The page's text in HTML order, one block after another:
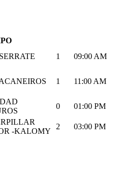
1
09:00 AM
1 11:00 AM
0
01:00 PM
-KALOMY
2 03:00 PM